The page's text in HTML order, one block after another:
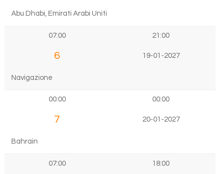
Abu Dhabi, Emirati Arabi Uniti
07:00 21:00
6 19-01-2027
Navigazione
00:00 00:00
7 20-01-2027
Bahrain
07:00 18:00